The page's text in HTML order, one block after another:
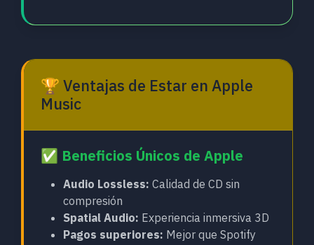
🏆 Ventajas de Estar en Apple
Music
✅ Beneficios Únicos de Apple
Audio Lossless: Calidad de CD sin
compresión
Spatial Audio: Experiencia inmersiva 3D
Pagos superiores: Mejor que Spotify